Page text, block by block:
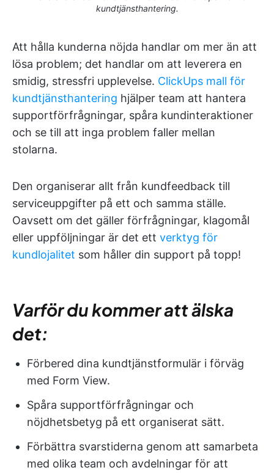
kundtjänsthantering.
Att hålla kunderna nöjda handlar om mer än att
lösa problem; det handlar om att leverera en
smidig, stressfri upplevelse. ClickUps mall för
kundtjänsthantering hjälper team att hantera
supportförfrågningar, spåra kundinteraktioner
och se till att inga problem faller mellan
stolarna.
Den organiserar allt från kundfeedback till
serviceuppgifter på ett och samma ställe.
Oavsett om det gäller förfrågningar, klagomål
eller uppföljningar är det ett verktyg för
kundlojalitet som håller din support på topp!
Varför du kommer att älska
det:
Förbered dina kundtjänstformulär i förväg
med Form View.
Spåra supportförfrågningar och
nöjdhetsbetyg på ett organiserat sätt.
Förbättra svarstiderna genom att samarbeta
med olika team och avdelningar för att